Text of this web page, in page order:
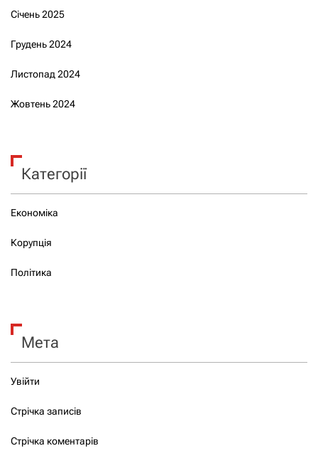
Січень 2025
Грудень 2024
Листопад 2024
Жовтень 2024
Категорії
Економіка
Корупція
Політика
Мета
Увійти
Стрічка записів
Стрічка коментарів